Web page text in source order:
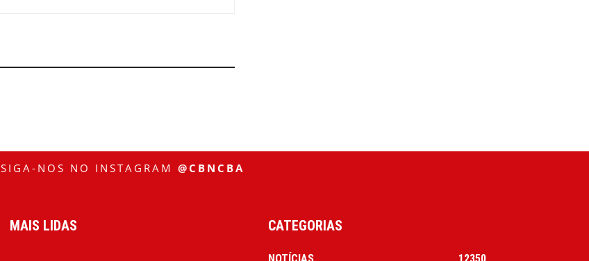
SIGA-NOS NO INSTAGRAM @CBNCBA
MAIS LIDAS CATEGORIAS
NOTÍCIAS 12350